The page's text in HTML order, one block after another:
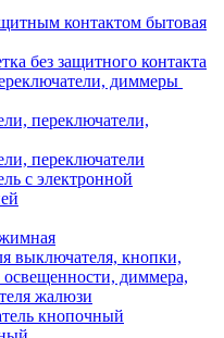
контактом бытовая
без защитного контакта
диммеры
переключатели,
переключатели
с электронной
выключателя, кнопки,
освещенности, диммера,
жалюзи
кнопочный